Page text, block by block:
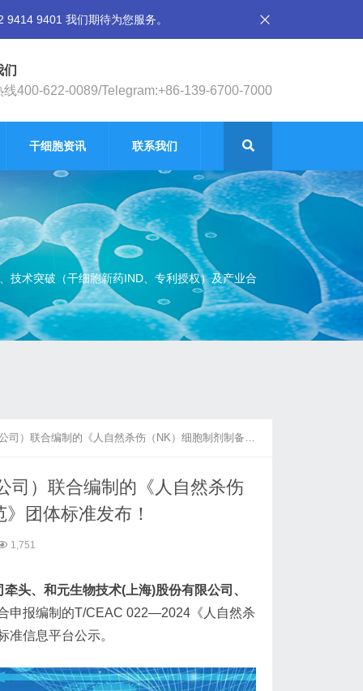
9401 我们期待为您服务。
们
线400-622-0089/Telegram:+86-139-6700-7000
干细胞资讯 联系我们
技术突破（干细胞新药IND、专利授权）及产业合
人自然杀伤（NK）细胞制剂制备及放行检验规范》团体标准发布！
司）联合编制的《人自然杀伤
团体标准发布！
1,751
头、和元生物技术(上海)股份有限公司、
申报编制的T/CEAC 022—2024《人自然杀
信息平台公示。